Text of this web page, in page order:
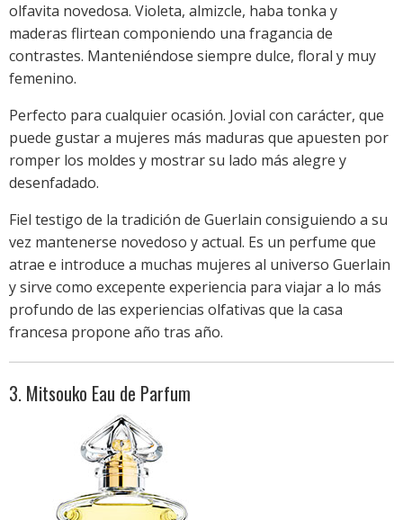
olfavita novedosa. Violeta, almizcle, haba tonka y
maderas flirtean componiendo una fragancia de
contrastes. Manteniéndose siempre dulce, floral y muy
femenino.
Perfecto para cualquier ocasión. Jovial con carácter, que
puede gustar a mujeres más maduras que apuesten por
romper los moldes y mostrar su lado más alegre y
desenfadado.
Fiel testigo de la tradición de Guerlain consiguiendo a su
vez mantenerse novedoso y actual. Es un perfume que
atrae e introduce a muchas mujeres al universo Guerlain
y sirve como excepente experiencia para viajar a lo más
profundo de las experiencias olfativas que la casa
francesa propone año tras año.
3. Mitsouko Eau de Parfum